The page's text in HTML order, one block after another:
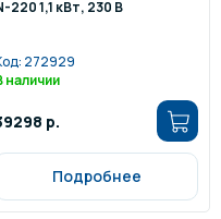
220 1,1 кВт, 230 В
272929
наличии
р.
Подробнее